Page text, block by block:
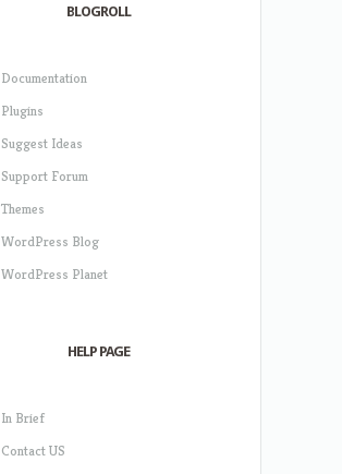
BLOGROLL
Documentation
Plugins
Suggest Ideas
Support Forum
Themes
WordPress Blog
WordPress Planet
HELP PAGE
In Brief
Contact US